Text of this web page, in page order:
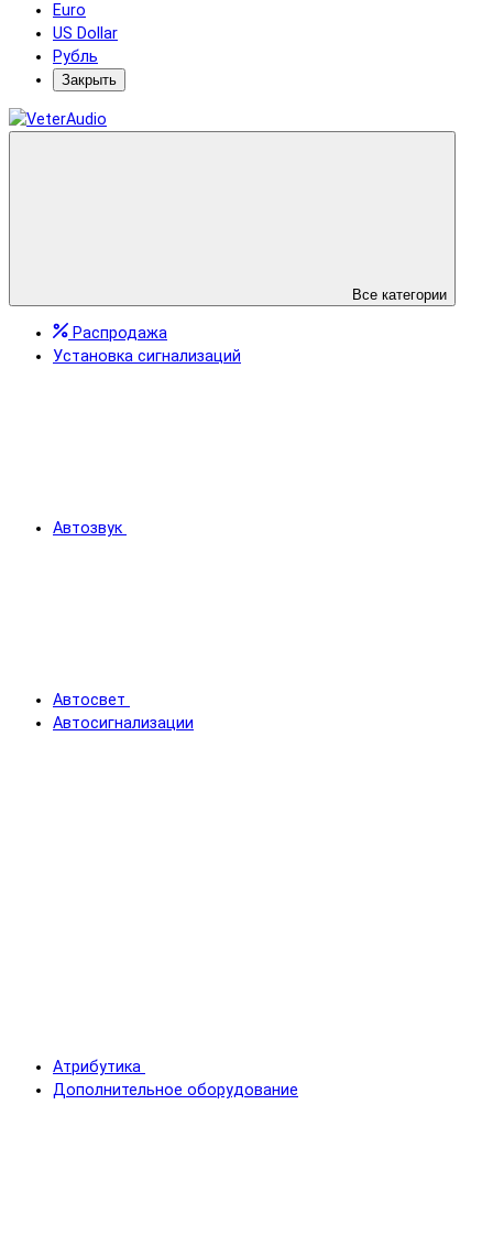
Euro
US Dollar
Рубль
Закрыть
Все категории
Распродажа
Установка сигнализаций
Автозвук
Автосвет
Автосигнализации
Атрибутика
Дополнительное оборудование